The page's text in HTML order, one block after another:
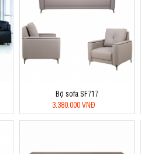
Bộ sofa SF717
3.380.000 VNĐ